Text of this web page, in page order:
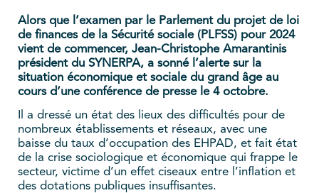
Alors que l’examen par le Parlement du projet de loi
de finances de la Sécurité sociale (PLFSS) pour 2024
vient de commencer, Jean-Christophe Amarantinis
président du SYNERPA, a sonné l’alerte sur la
situation économique et sociale du grand âge au
cours d’une conférence de presse le 4 octobre.
Il a dressé un état des lieux des difficultés pour de
nombreux établissements et réseaux, avec une
baisse du taux d’occupation des EHPAD, et fait état
de la crise sociologique et économique qui frappe le
secteur, victime d’un effet ciseaux entre l’inflation et
des dotations publiques insuffisantes.